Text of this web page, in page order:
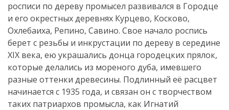
росписи по дереву промысел развивался в Городце
и его окрестных деревнях Курцево, Косково,
Охлебаиха, Репино, Савино. Свое начало роспись
берет с резьбы и инкрустации по дереву в середине
XIX века, ею украшались донца городецких прялок,
которые делались из мореного дуба, имевшего
разные оттенки древесины. Подлинный её расцвет
начинается с 1935 года, и связан он с творчеством
таких патриархов промысла, как Игнатий